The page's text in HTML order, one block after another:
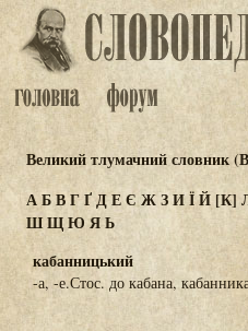
Великий тлумачний словник
АБВГҐДЕЄ ЖЗИЇЙ [К]
ШЩЮЯЬ
кабанницький
-а, -е.Стос. до кабана,